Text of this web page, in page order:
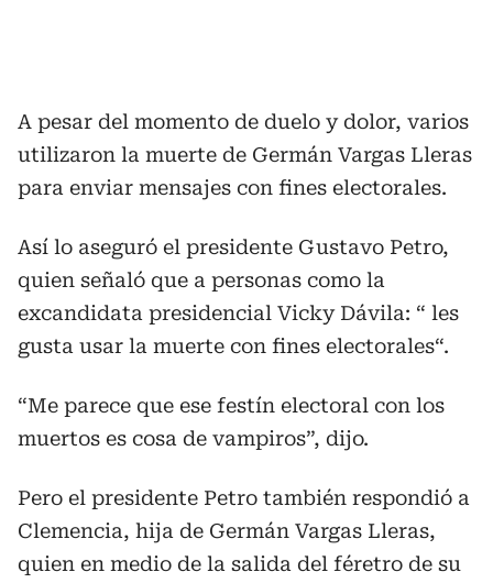
A pesar del momento de duelo y dolor, varios
utilizaron la muerte de Germán Vargas Lleras
para enviar mensajes con fines electorales.
Así lo aseguró el presidente Gustavo Petro,
quien señaló que a personas como la
excandidata presidencial Vicky Dávila: “ les
gusta usar la muerte con fines electorales“.
“Me parece que ese festín electoral con los
muertos es cosa de vampiros”, dijo.
Pero el presidente Petro también respondió a
Clemencia, hija de Germán Vargas Lleras,
quien en medio de la salida del féretro de su